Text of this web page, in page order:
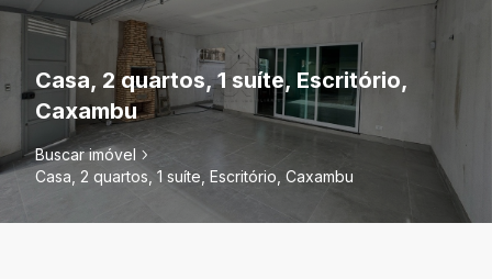
Casa, 2 quartos, 1 suíte, Escritório,
Caxambu
Buscar imóvel
Casa, 2 quartos, 1 suíte, Escritório, Caxambu